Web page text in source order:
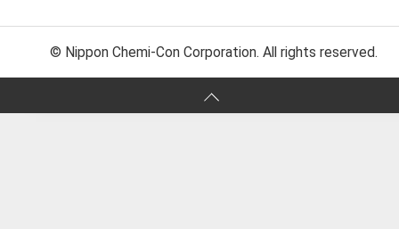
© Nippon Chemi-Con Corporation. All rights reserved.